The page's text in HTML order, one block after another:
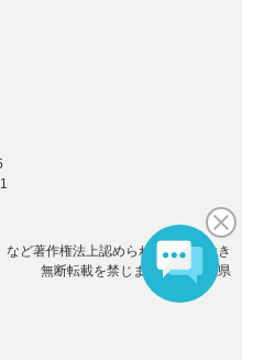
など著作権法上認められた場合を除き
無断転載を禁じます。(C)群馬県